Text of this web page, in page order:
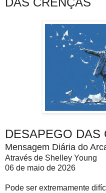
DESAPEGO DAS
Mensagem Diária do
Através de Shelley Young
06 de maio de 2026
Pode ser extremamente